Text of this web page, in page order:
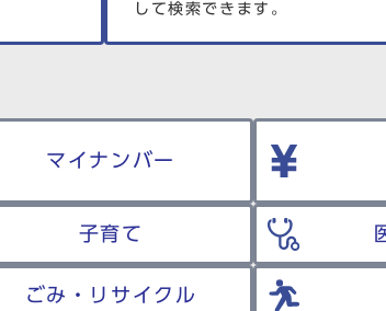
して検索できます。
マイナンバー
子育て
ごみ・リサイクル